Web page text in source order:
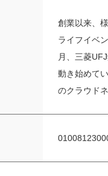
創業以来、
ライフイベ
月、三菱
動き始めて
のクラウド